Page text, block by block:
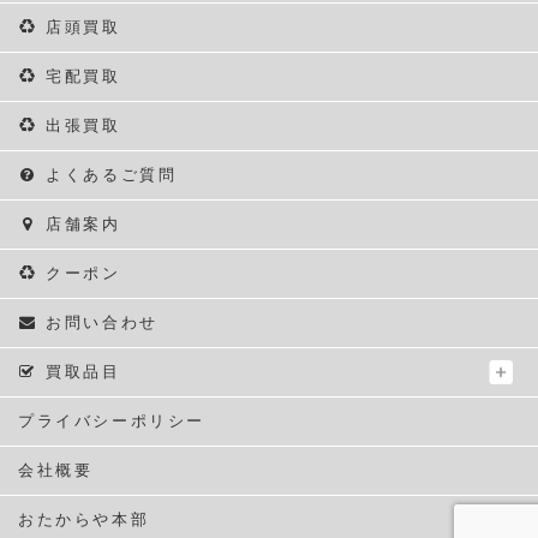
店頭買取
宅配買取
出張買取
よくあるご質問
店舗案内
クーポン
お問い合わせ
買取品目
プライバシーポリシー
会社概要
おたからや本部